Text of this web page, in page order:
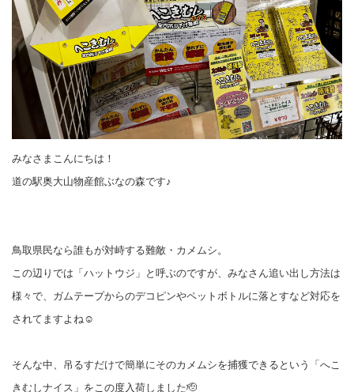
みなさまこんにちは！
道の駅奥大山物産館ぶなの森です♪
鳥取県民なら誰もが対峙する難敵・カメムシ。
この辺りでは「ハットウジ」と呼ぶのですが、みなさん追い出し方法は
様々で、ガムテープからのデコピンやペットボトルに落とすなど対応を
されてますよね☺️
そんな中、吊るすだけで簡単にそのカメムシを捕獲できるという「へこ
きむしナイス」をこの度入荷しました🫡